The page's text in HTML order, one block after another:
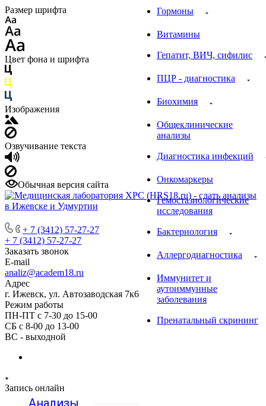
Размер шрифта
Цвет фона и шрифта
Изображения
Озвучивание текста
Обычная версия сайта
+ 7 (3412) 57-27-27
+ 7 (3412) 57-27-27
Заказать звонок
E-mail
analiz@academ18.ru
Адрес
г. Ижевск, ул. Автозаводская 7к6
Режим работы
ПН-ПТ с 7-30 до 15-00
СБ с 8-00 до 13-00
ВС - выходной
Запись онлайн
Анализы
Гормоны
Витамины
Гепатит, ВИЧ, сифилис
ПЦР - диагностика
Биохимия
Общеклинические
анализы
Диагностика инфекций
Онкомаркеры
Гемостазиологические
исследования
Бактериология
Аллергодиагностика
Иммунитет и
аутоиммунные
заболевания
Пренатальный скрининг